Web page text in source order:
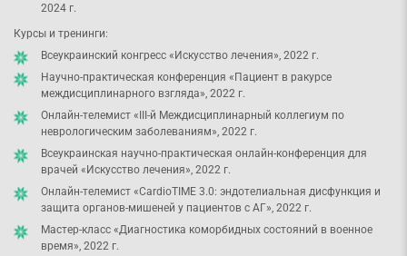
2024 г.
Курсы и тренинги:
Всеукраинский конгресс «Искусство лечения», 2022 г.
Научно-практическая конференция «Пациент в ракурсе
междисциплинарного взгляда», 2022 г.
Онлайн-телемист «ІІІ-й Междисциплинарный коллегиум по
неврологическим заболеваниям», 2022 г.
Всеукраинская научно-практическая онлайн-конференция для
врачей «Искусство лечения», 2022 г.
Онлайн-телемист «CardioTIME 3.0: эндотелиальная дисфункция и
защита органов-мишеней у пациентов с АГ», 2022 г.
Мастер-класс «Диагностика коморбидных состояний в военное
время», 2022 г.